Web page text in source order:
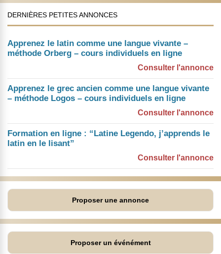
DERNIÈRES PETITES ANNONCES
Apprenez le latin comme une langue vivante –
méthode Orberg – cours individuels en ligne
Consulter l'annonce
Apprenez le grec ancien comme une langue vivante
– méthode Logos – cours individuels en ligne
Consulter l'annonce
Formation en ligne : “Latine Legendo, j’apprends le
latin en le lisant”
Consulter l'annonce
Proposer une annonce
Proposer un événément